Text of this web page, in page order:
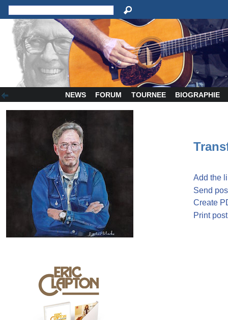
NEWS FORUM TOURNEE BIOGRAPHIE
Add the
Send
Create
Print post